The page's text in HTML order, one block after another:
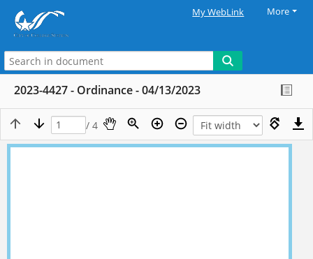
My WebLink More
2023-4427 - Ordinance - 04/13/2023
/ 4